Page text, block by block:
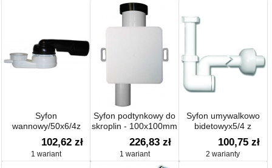
Syfon
wannowy/50x6/4z
przegubem kulowym,
zamknięcie wodne:
50mm,
102,62 zł
1 wariant
Syfon podtynkowy do
skroplin - 100x100mm
226,83 zł
1 wariant
Syfon umywalkowo
bidetowyx5/4 z
wkładem do
czyszczenia i rozetą.
Odejście regulowane
100,75 zł
2 warianty